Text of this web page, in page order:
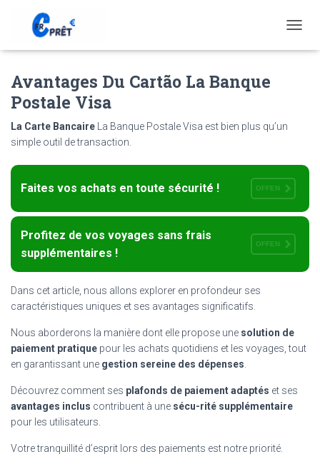
O
T
I
Avantages Du Cartão La Banque
Postale Visa
La Carte Bancaire La Banque Postale Visa est bien plus qu’un
simple outil de transaction.
Faites vos achats en toute sécurité ! OFFEN
Profitez de vos voyages sans frais
supplémentaires !
OFFEN
Dans cet article, nous allons explorer en profondeur ses
caractéristiques uniques et ses avantages significatifs.
Nous aborderons la manière dont elle propose une solution de
paiement pratique pour les achats quotidiens et les voyages, tout
en garantissant une gestion sereine des dépenses
Découvrez comment ses plafonds de paiement adaptés et ses
avantages inclus contribuent à une sécu-rité supplémentaire
pour les utilisateurs.
Votre tranquillité d’esprit lors des paiements est notre priorité.